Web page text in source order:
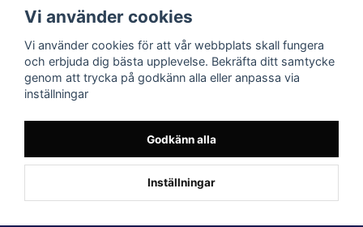
SE559163197201
060-566 800
info@filter.se
559163-1972
© 2023 Filter.se, All rights reserved.
Vi använder cookies
Vi använder cookies för att vår webbplats skall fungera
och erbjuda dig bästa upplevelse. Bekräfta ditt samtycke
genom att trycka på godkänn alla eller anpassa via
inställningar
Godkänn alla
Inställningar